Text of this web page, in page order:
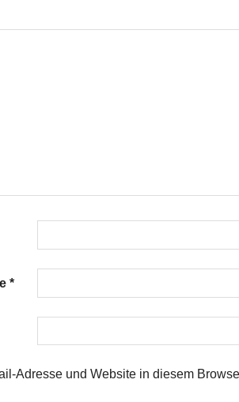
*
Adresse und Website in diesem